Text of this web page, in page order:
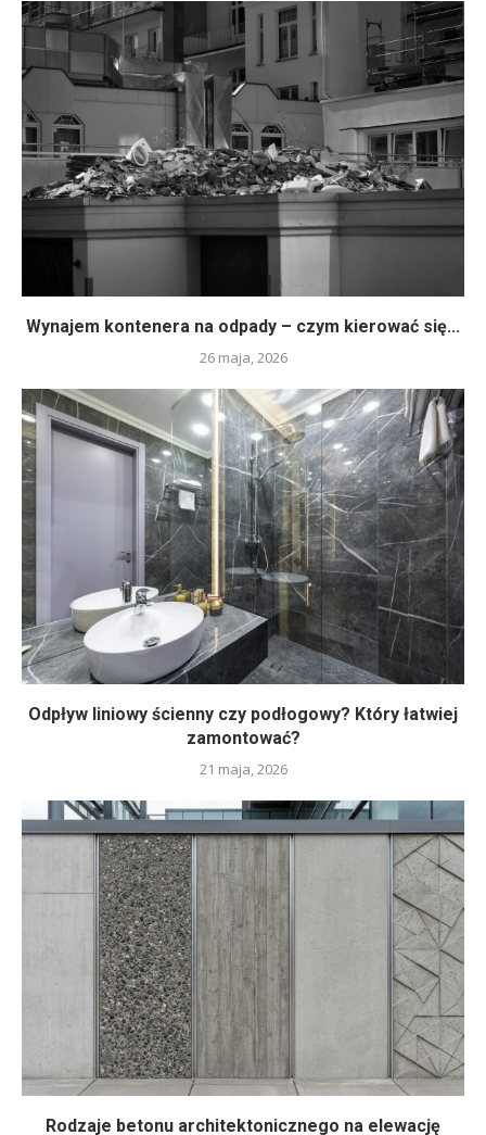
Wynajem kontenera na odpady – czym kierować się...
26 maja, 2026
Odpływ liniowy ścienny czy podłogowy? Który łatwiej
zamontować?
21 maja, 2026
Rodzaje betonu architektonicznego na elewację